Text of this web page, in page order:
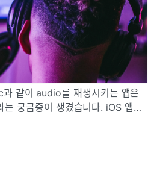
시키는 앱은
금증이 생겼습니다. iOS 앱에
해볼까 합니다.